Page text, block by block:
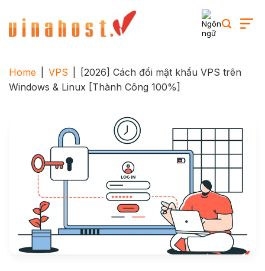
content
Home VPS
[2026] Cách đổi mật khẩu VPS trên
Windows & Linux [Thành Công 100%]